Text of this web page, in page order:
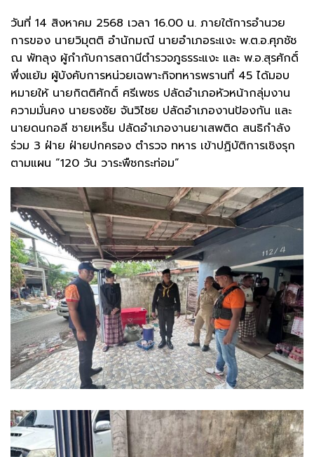
วันที่ 14 สิงหาคม 2568 เวลา 16.00 น. ภายใต้การอำนวย
การของ นายวิมุตติ อำนักมณี นายอำเภอระแงะ พ.ต.อ.ศุภชัช
ณ พัทลุง ผู้กำกับการสถานีตำรวจภูธรระแงะ และ พ.อ.สุรศักดิ์
พึ่งแย้ม ผู้บังคับการหน่วยเฉพาะกิจทหารพรานที่ 45 ได้มอบ
หมายให้ นายกิตติศักดิ์ ศรีเพชร ปลัดอำเภอหัวหน้ากลุ่มงาน
ความมั่นคง นายธงชัย จันวิไชย ปลัดอำเภองานป้องกัน และ
นายดนกอลี ชายเหร็น ปลัดอำเภองานยาเสพติด สนธิกำลัง
ร่วม 3 ฝ่าย ฝ่ายปกครอง ตำรวจ ทหาร เข้าปฏิบัติการเชิงรุก
ตามแผน “120 วัน วาระพืชกระท่อม”